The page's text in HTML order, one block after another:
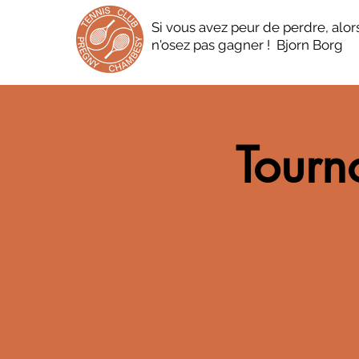
Si vous avez peur de perdre,
n'osez pas gagner ! Bjorn Borg